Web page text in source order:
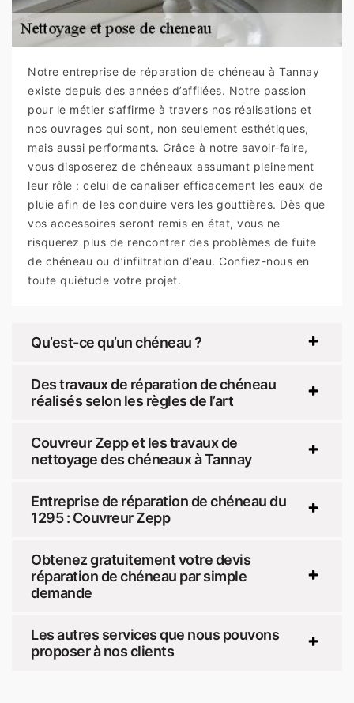
Notre entreprise de réparation de chéneau à Tannay
existe depuis des années d’affilées. Notre passion
pour le métier s’affirme à travers nos réalisations et
nos ouvrages qui sont, non seulement esthétiques,
mais aussi performants. Grâce à notre savoir-faire,
vous disposerez de chéneaux assumant pleinement
leur rôle : celui de canaliser efficacement les eaux de
pluie afin de les conduire vers les gouttières. Dès que
vos accessoires seront remis en état, vous ne
risquerez plus de rencontrer des problèmes de fuite
de chéneau ou d’infiltration d’eau. Confiez-nous en
toute quiétude votre projet.
Qu’est-ce qu’un chéneau ?
Des travaux de réparation de chéneau
réalisés selon les règles de l’art
Couvreur Zepp et les travaux de
nettoyage des chéneaux à Tannay
Entreprise de réparation de chéneau du
1295 : Couvreur Zepp
Obtenez gratuitement votre devis
réparation de chéneau par simple
demande
Les autres services que nous pouvons
proposer à nos clients